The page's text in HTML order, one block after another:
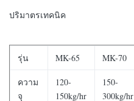
ปริมาตรเทคนิค
รุ่น MK-65 MK-70
ความ
จุ
120-
150kg/hr
150-
300kg/hr